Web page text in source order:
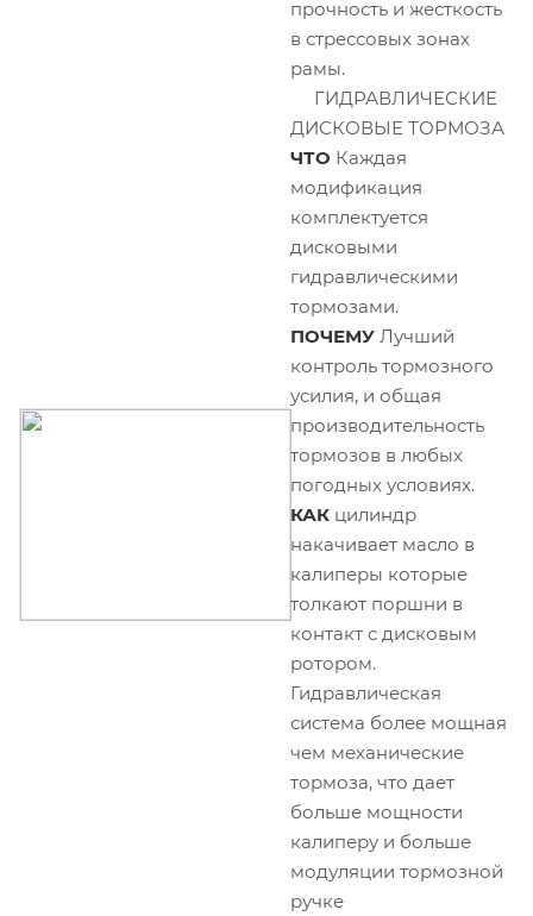
прочность и жесткость
в стрессовых зонах
рамы.
ГИДРАВЛИЧЕСКИЕ
ДИСКОВЫЕ ТОРМОЗА
ЧТО Каждая
модификация
комплектуется
дисковыми
гидравлическими
тормозами.
ПОЧЕМУ Лучший
контроль тормозного
усилия, и общая
производительность
тормозов в любых
погодных условиях.
КАК цилиндр
накачивает масло в
калиперы которые
толкают поршни в
контакт с дисковым
ротором.
Гидравлическая
система более мощная
чем механические
тормоза, что дает
больше мощности
калиперу и больше
модуляции тормозной
ручке